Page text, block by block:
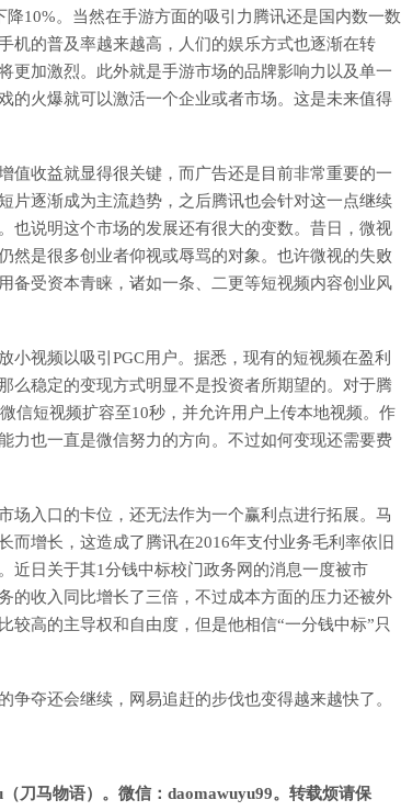
10%。当然在手游方面的吸引力腾讯还是国内数一数
机的普及率越来越高，人们的娱乐方式也逐渐在转
更加激烈。此外就是手游市场的品牌影响力以及单一
的火爆就可以激活一个企业或者市场。这是未来值得
值收益就显得很关键，而广告还是目前非常重要的一
片逐渐成为主流趋势，之后腾讯也会针对这一点继续
也说明这个市场的发展还有很大的变数。昔日，微视
然是很多创业者仰视或辱骂的对象。也许微视的失败
备受资本青睐，诸如一条、二更等短视频内容创业风
视频以吸引PGC用户。据悉，现有的短视频在盈利
么稳定的变现方式明显不是投资者所期望的。对于腾
信短视频扩容至10秒，并允许用户上传本地视频。作
力也一直是微信努力的方向。不过如何变现还需要费
场入口的卡位，还无法作为一个赢利点进行拓展。马
而增长，这造成了腾讯在2016年支付业务毛利率依旧
近日关于其1分钱中标校门政务网的消息一度被市
的收入同比增长了三倍，不过成本方面的压力还被外
高的主导权和自由度，但是他相信“一分钱中标”只
夺还会继续，网易追赶的步伐也变得越来越快了。
（刀马物语）。微信：daomawuyu99。转载烦请保